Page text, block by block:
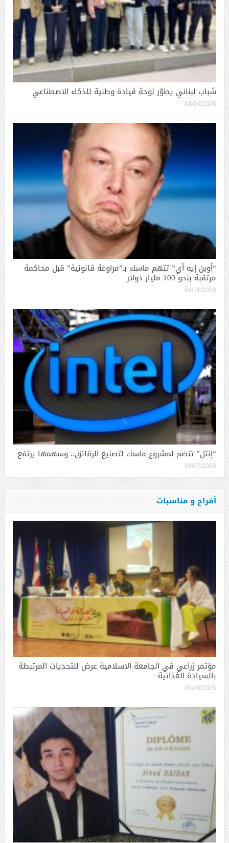
شباب لبناني يطوّر لوحة قيادة وطنية للذكاء الاصطناعي
04/24/2026
“أوبن إيه آي” تتهم ماسك بـ”مراوغة قانونية” قبل محاكمة
مرتقبة بنحو 100 مليار دولار
04/11/2026
“إنتل” تنضم لمشروع ماسك لتصنيع الرقائق.. وسهمها يرتفع
04/07/2026
أفراح و مناسبات
مؤتمر زراعي في الجامعة الاسلامية عرض للتحديات المرتبطة
بالسيادة الغذائية
09/28/2025